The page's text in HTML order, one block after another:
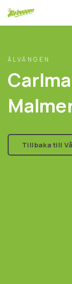
ÄLVÄNGEN
Tillbaka till